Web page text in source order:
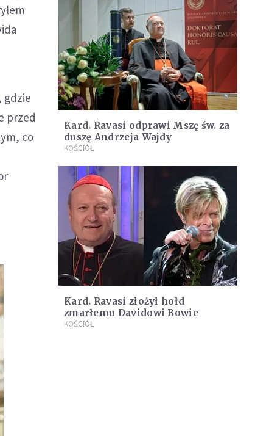
gdzie
przed
co
Kard. Ravasi odprawi Mszę św. za
duszę Andrzeja Wajdy
KOŚCIÓŁ
Kard. Ravasi złożył hołd
zmarłemu Davidowi Bowie
KOŚCIÓŁ